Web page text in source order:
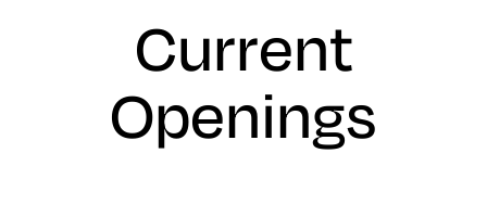
Current
Openings